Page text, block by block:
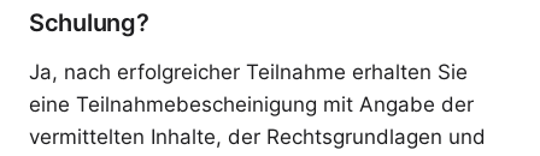
Schulung?
Ja, nach erfolgreicher Teilnahme erhalten Sie
eine Teilnahmebescheinigung mit Angabe der
vermittelten Inhalte, der Rechtsgrundlagen und